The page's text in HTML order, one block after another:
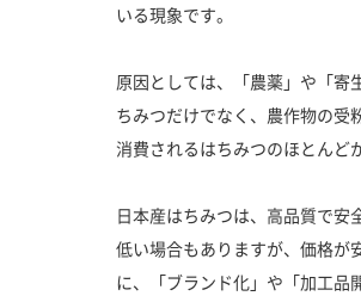
いる現象です。
原因としては、「農薬」や「寄
ちみつだけでなく、農作物の受
消費されるはちみつのほとんど
日本産はちみつは、高品質で
低い場合もありますが、価格が
に、「ブランド化」や「加工品